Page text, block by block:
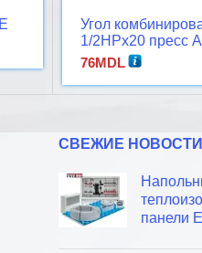
Угол
1/2НРx20 пресс
76MDL
СВЕЖИЕ НОВОСТИ
панели